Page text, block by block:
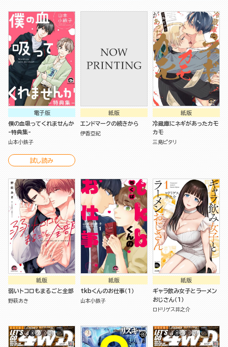
電子版
僕の血吸ってくれませんか
-特典集-
山本小鉄子
試し読み
紙版
エンドマークの続きから
伊香亞紀
紙版
冷蔵庫にネギがあったカモ
カモ
三島ピタリ
紙版
弱いトコロもまるごと全部
野萩あき
紙版
tkbくんのお仕事（１）
山本小鉄子
紙版
ギャラ飲み女子とラーメン
おじさん（１）
ロドリゲス井之介